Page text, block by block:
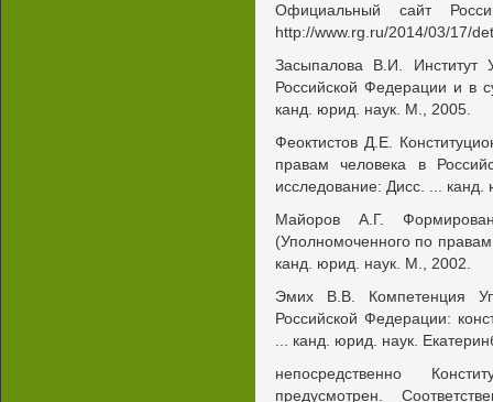
Официальный сайт
http://www.rg.ru/2014/03/17/
Засыпалова В.И. Институт
Российской Федерации и в
канд. юрид. наук. М., 2005.
Феоктистов Д.Е.
правам человека в
исследование: Дисс. ...
Майоров А.Г.
(Уполномоченного по
канд. юрид. наук. М., 2002.
Эмих В.В. Компетенция
Российской Федерации:
... канд. юрид. наук.
непосредственно
предусмотрен.